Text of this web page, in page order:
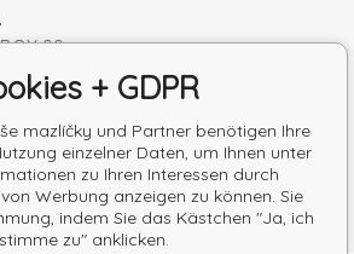
99
52010180
+ GDPR
mazlíčky und Partner benötigen Ihre
einzelner Daten, um Ihnen unter
zu Ihren Interessen durch
Werbung anzeigen zu können. Sie
indem Sie das Kästchen "Ja, ich
stimme zu" anklicken.